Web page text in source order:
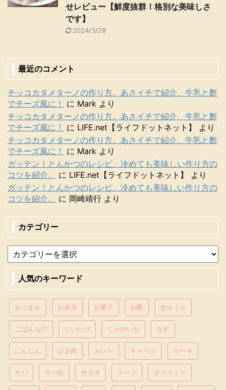
せレビュー【鮮度抜群！格別な美味しさ
です】
2024/3/28
最近のコメント
チッコカタメターノの作り方。あさイチで紹介、牛乳と酢
でチーズ風に！
に Mark より
チッコカタメターノの作り方。あさイチで紹介、牛乳と酢
でチーズ風に！
に LIFE.net【ライフドットネット】
より
チッコカタメターノの作り方。あさイチで紹介、牛乳と酢
でチーズ風に！
に Mark より
ガッテン！とんかつのレシピ。冷めても美味しい作り方の
コツを紹介。
に LIFE.net【ライフドットネット】
より
ガッテン！とんかつのレシピ。冷めても美味しい作り方の
コツを紹介。
に 岡崎靖行 より
カテゴリー
人気のキーワード
おつまみ お弁当 お菓子 お酢 きゅうり
ごはんもの しいたけ じゃがいも なす
にんじん ひき肉 カレー キャベツ ケーキ
サバ サバ缶 サラダ スープ ダイエット